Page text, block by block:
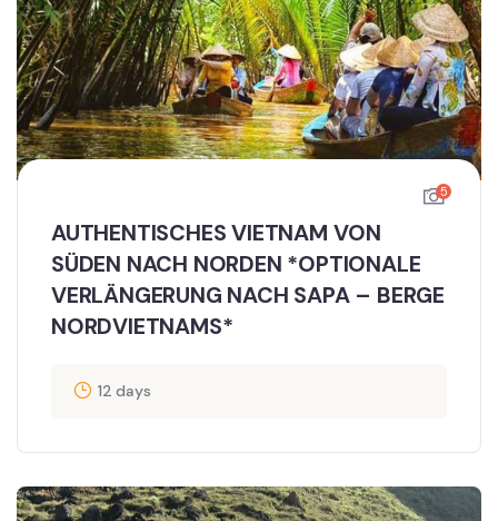
5
AUTHENTISCHES VIETNAM VON
SÜDEN NACH NORDEN *OPTIONALE
VERLÄNGERUNG NACH SAPA – BERGE
NORDVIETNAMS*
12 days